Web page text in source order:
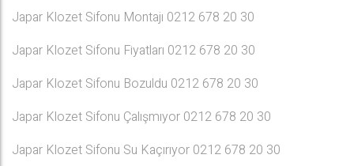
Japar Klozet Sifonu Montajı 0212 678 20 30
Japar Klozet Sifonu Fiyatları 0212 678 20 30
Japar Klozet Sifonu Bozuldu 0212 678 20 30
Japar Klozet Sifonu Çalışmıyor 0212 678 20 30
Japar Klozet Sifonu Su Kaçırıyor 0212 678 20 30